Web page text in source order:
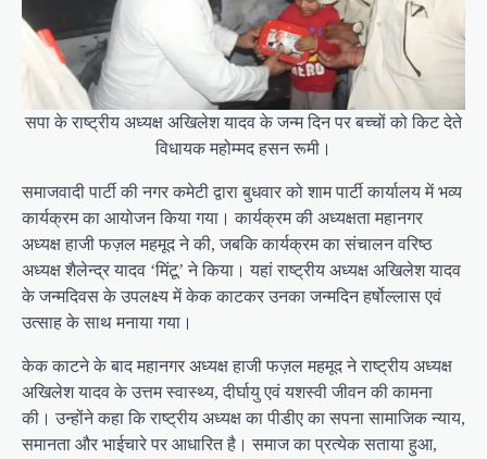
सपा के राष्ट्रीय अध्यक्ष अखिलेश यादव के जन्म दिन पर बच्चों को किट देते
विधायक महोम्मद हसन रूमी।
समाजवादी पार्टी की नगर कमेटी द्वारा बुधवार को शाम पार्टी कार्यालय में भव्य
कार्यक्रम का आयोजन किया गया। कार्यक्रम की अध्यक्षता महानगर
अध्यक्ष हाजी फज़ल महमूद ने की, जबकि कार्यक्रम का संचालन वरिष्ठ
अध्यक्ष शैलेन्द्र यादव ‘मिंटू’ ने किया। यहां राष्ट्रीय अध्यक्ष अखिलेश यादव
के जन्मदिवस के उपलक्ष्य में केक काटकर उनका जन्मदिन हर्षोल्लास एवं
उत्साह के साथ मनाया गया।
केक काटने के बाद महानगर अध्यक्ष हाजी फज़ल महमूद ने राष्ट्रीय अध्यक्ष
अखिलेश यादव के उत्तम स्वास्थ्य, दीर्घायु एवं यशस्वी जीवन की कामना
की। उन्होंने कहा कि राष्ट्रीय अध्यक्ष का पीडीए का सपना सामाजिक न्याय,
समानता और भाईचारे पर आधारित है। समाज का प्रत्येक सताया हुआ,